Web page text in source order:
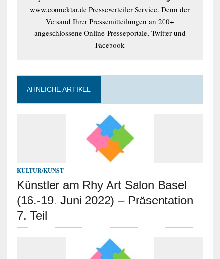
www.connektar.de Presseverteiler Service. Denn der
Versand Ihrer Pressemitteilungen an 200+
angeschlossene Online-Presseportale, Twitter und
Facebook
ÄHNLICHE ARTIKEL
KULTUR/KUNST
Künstler am Rhy Art Salon Basel
(16.-19. Juni 2022) – Präsentation
7. Teil